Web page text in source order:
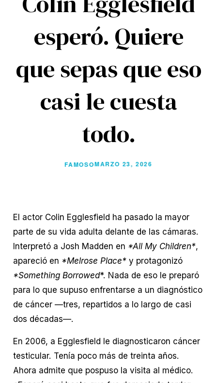
esperó. Quiere
que sepas que eso
casi le cuesta
todo.
FAMOSOMARZO 23, 2026
El actor Colin Egglesfield ha pasado la mayor
parte de su vida adulta delante de las cámaras.
Interpretó a Josh Madden en *All My Children*,
apareció en *Melrose Place*
y protagonizó
*Something Borrowed*. Nada de eso le preparó
para lo que supuso enfrentarse a un diagnóstico
de cáncer —tres, repartidos a lo largo de casi
dos décadas—.
En 2006, a Egglesfield le diagnosticaron cáncer
testicular. Tenía poco más de treinta años.
Ahora admite que pospuso la visita al médico.